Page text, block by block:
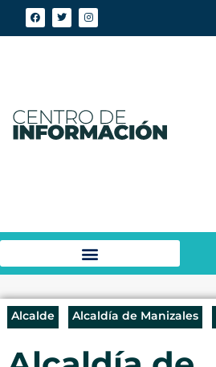
Alcalde Alcaldía de Manizales